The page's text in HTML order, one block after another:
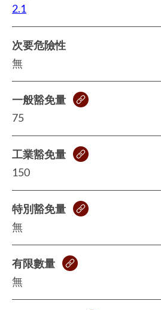
2.1
次要危險性
無
一般豁免量
75
工業豁免量
150
特別豁免量
無
有限數量
無